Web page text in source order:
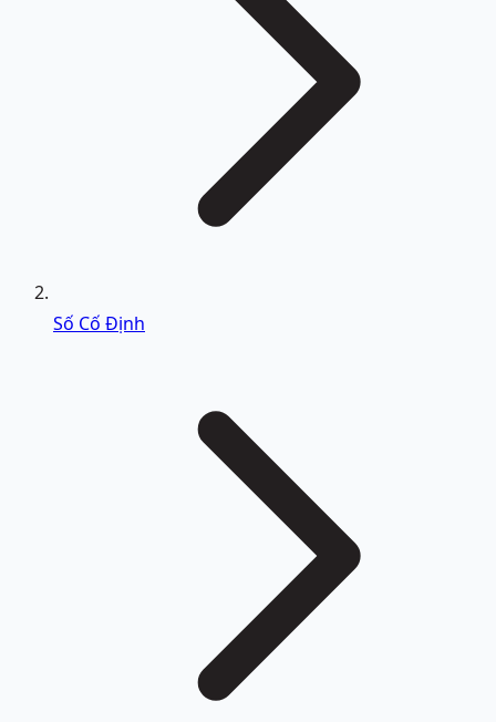
Số Cố Định